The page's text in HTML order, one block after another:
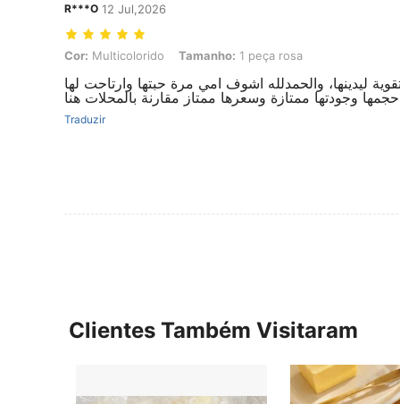
R***O 12 Jul,2026
Cor: Multicolorido, Tamanho: 1 peça rosa
Cor: Multicolorido Tamanho: 1 peça rosa
ليدينها، والحمدلله اشوف امي مرة حبتها وارتاحت لها
وجودتها ممتازة وسعرها ممتاز مقارنة بالمحلات هنا
Traduzir
Clientes Também Visitaram